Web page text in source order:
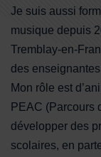
Je suis aussi
musique depuis
Tremblay-en-
des
Mon rôle est
PEAC (Parcours
développer des
scolaires, en